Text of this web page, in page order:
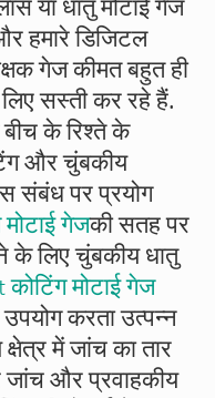
या धातु मोटाई गेज
हमारे डिजिटल
गेज कीमत बहुत ही
सस्ती कर रहे हैं.
बीच के रिश्ते के
और चुंबकीय
संबंध पर प्रयोग
गेजकी सतह पर
के लिए चुंबकीय धातु
कोटिंग मोटाई गेज
करता उत्पन्न
में जांच का तार
जांच और प्रवाहकीय